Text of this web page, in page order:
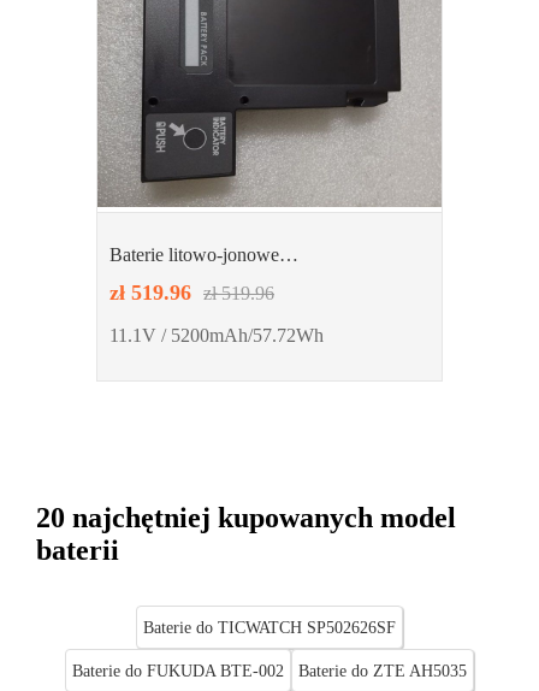
Baterie litowo-jonowe
zł 519.96 zł 519.96
11.1V / 5200mAh/57.72Wh
20 najchętniej kupowanych model
baterii
Baterie do TICWATCH SP502626SF
Baterie do FUKUDA BTE-002 Baterie do ZTE AH5035